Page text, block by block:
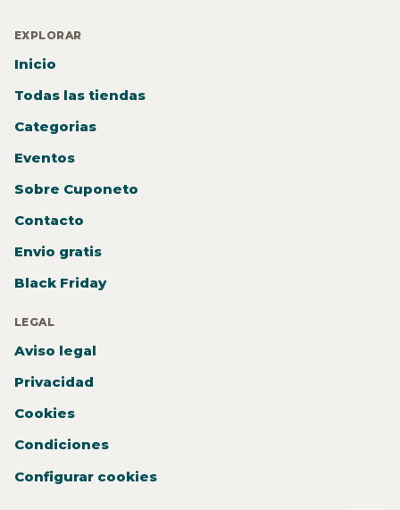
EXPLORAR
Inicio
Todas las tiendas
Categorias
Eventos
Sobre Cuponeto
Contacto
Envio gratis
Black Friday
LEGAL
Aviso legal
Privacidad
Cookies
Condiciones
Configurar cookies